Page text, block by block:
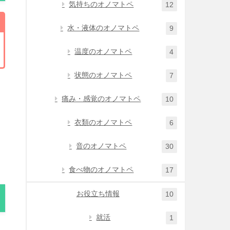
気持ちのオノマトペ 12
水・液体のオノマトペ 9
温度のオノマトペ 4
状態のオノマトペ 7
痛み・感覚のオノマトペ 10
衣類のオノマトペ 6
音のオノマトペ 30
食べ物のオノマトペ 17
お役立ち情報 10
就活 1